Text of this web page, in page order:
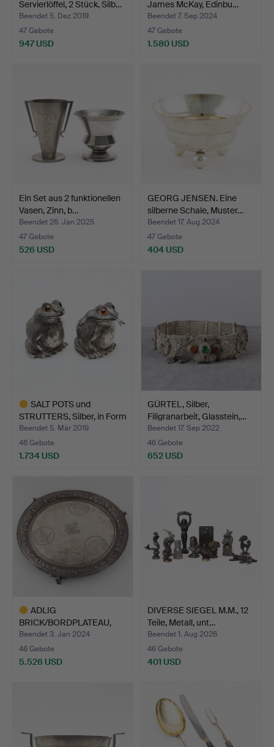
Servierlöffel, 2 Stück, Silb…
Beendet 5. Dez 2019
47 Gebote
947 USD
James McKay, Edinbu…
Beendet 7. Sep 2024
47 Gebote
1.580 USD
Ein Set aus 2 funktionellen
Vasen, Zinn, b…
Beendet 26. Jan 2025
47 Gebote
526 USD
GEORG JENSEN. Eine
silberne Schale, Muster…
Beendet 17. Aug 2024
47 Gebote
404 USD
SALT POTS und
STRUTTERS, Silber, in Form
v…
Beendet 5. Mär 2019
46 Gebote
1.734 USD
GÜRTEL, Silber,
Filigranarbeit, Glasstein,…
Beendet 17. Sep 2022
46 Gebote
652 USD
ADLIG
BRICK/BORDPLATEAU,
Silber mit gravie…
Beendet 3. Jan 2024
46 Gebote
5.526 USD
DIVERSE SIEGEL M.M., 12
Teile, Metall, unt…
Beendet 1. Aug 2026
46 Gebote
401 USD